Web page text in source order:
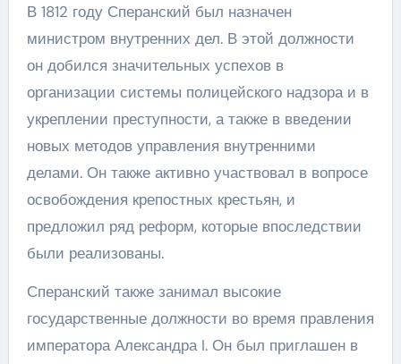
В 1812 году Сперанский был назначен
министром внутренних дел. В этой должности
он добился значительных успехов в
организации системы полицейского надзора и в
укреплении преступности, а также в введении
новых методов управления внутренними
делами. Он также активно участвовал в вопросе
освобождения крепостных крестьян, и
предложил ряд реформ, которые впоследствии
были реализованы.
Сперанский также занимал высокие
государственные должности во время правления
императора Александра I. Он был приглашен в